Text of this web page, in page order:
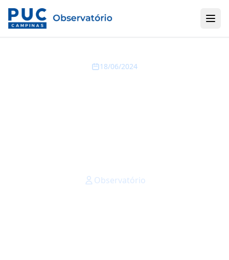
18/06/2024
Observatório